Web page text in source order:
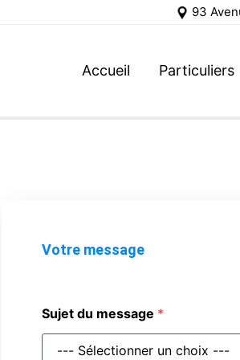
93
Accueil Particuliers
Votre message
Sujet du message *